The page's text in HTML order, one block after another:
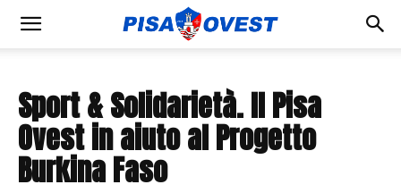
Sport & Solidarietà. Il Pisa
Ovest in aiuto al Progetto
Burkina Faso